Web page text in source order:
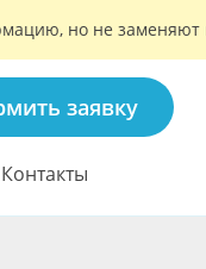
но не
заявку
Контакты